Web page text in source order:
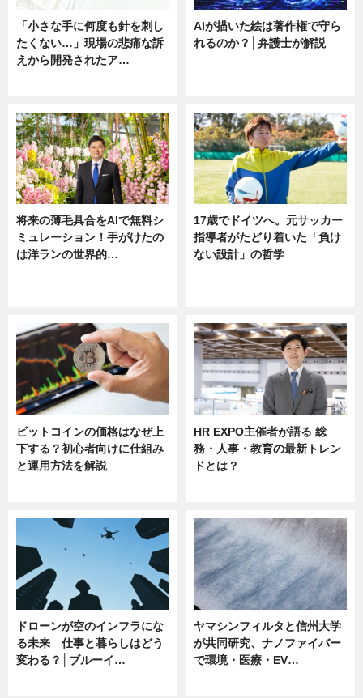
「小さな手に何度も針を刺し
たくない…」現場の悲痛な訴
えから開発されたア…
AIが描いた絵は著作権で守ら
れるのか？│弁護士が解説
将来の薄毛具合をAIで無料シ
ミュレーション！手がけたの
は洋ランの世界的…
17歳でドイツへ。元サッカー
指導者がたどり着いた「負け
ない設計」の哲学
ビットコインの価格はなぜ上
下する？初心者向けに仕組み
と運用方法を解説
HR EXPO主催者が語る 総
務・人事・教育の最新トレン
ドとは？
ドローンが空のインフラにな
る未来 仕事と暮らしはどう
変わる？│ブルーイ…
ヤマシンフィルタと信州大学
が共同研究、ナノファイバー
で環境・医療・EV…